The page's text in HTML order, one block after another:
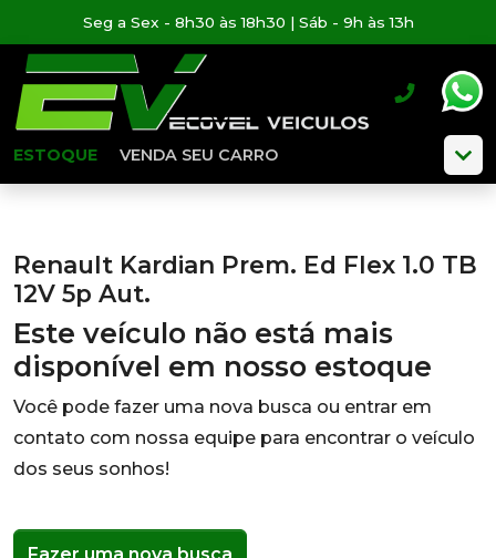
Seg a Sex - 8h30 às 18h30 | Sáb - 9h às 13h
ESTOQUE VENDA SEU CARRO
Renault Kardian Prem. Ed Flex 1.0 TB
12V 5p Aut.
Este veículo não está mais
disponível em nosso estoque
Você pode fazer uma nova busca ou entrar em
contato com nossa equipe para encontrar o veículo
dos seus sonhos!